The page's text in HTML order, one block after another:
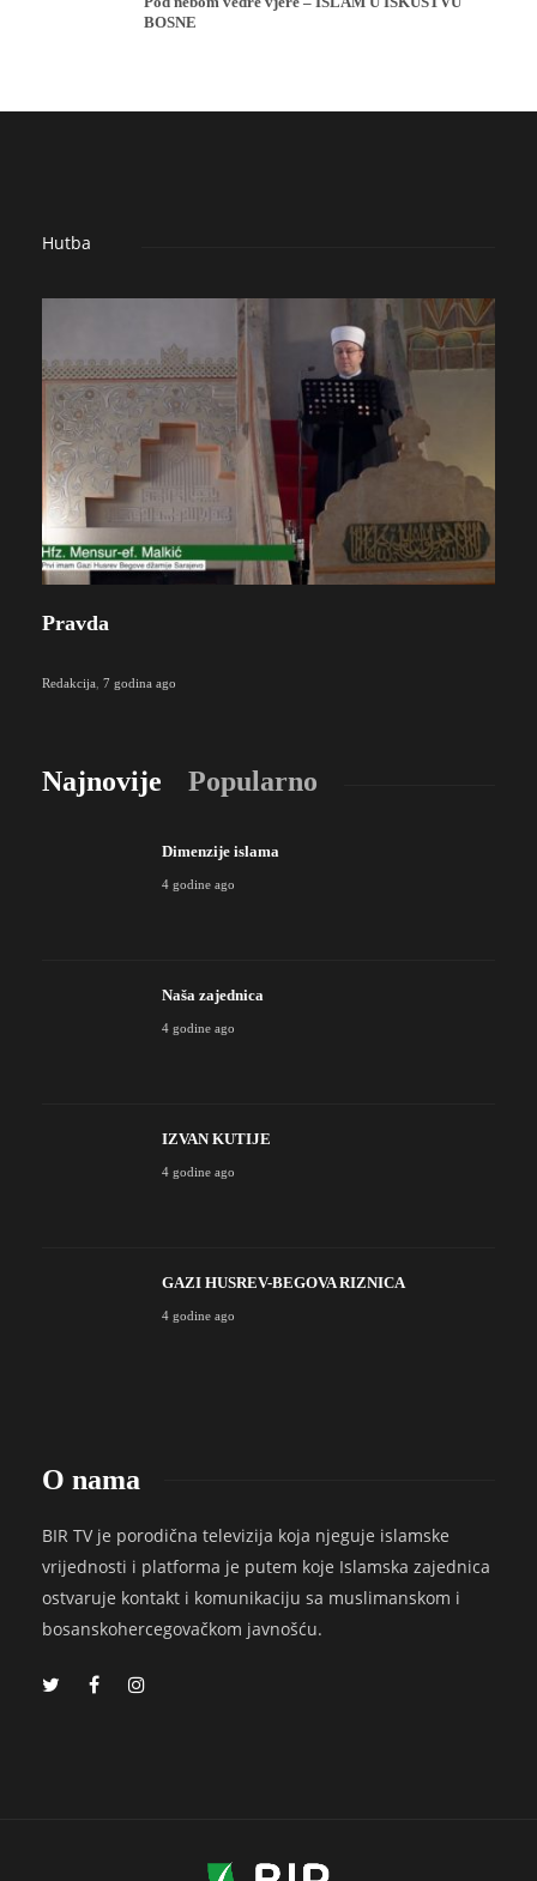
BOSNE
Hutba
Pravda
Redakcija 7 godina ago
Najnovije Popularno
Dimenzije islama
4 godine ago
Naša zajednica
4 godine ago
IZVAN KUTIJE
4 godine ago
GAZI HUSREV-BEGOVA RIZNICA
4 godine ago
O nama
BIR TV je porodična televizija koja njeguje islamske
vrijednosti i platforma je putem koje Islamska zajednica
ostvaruje kontakt i komunikaciju sa muslimanskom i
bosanskohercegovačkom javnošću.